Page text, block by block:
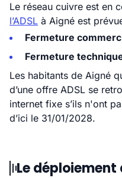
Le réseau cuivre est en
l’ADSL à Aigné est
Fermeture
Fermeture
Les habitants de Aigné
d’une offre ADSL se
internet fixe s’ils n'ont
d’ici le 31/01/2028.
Le